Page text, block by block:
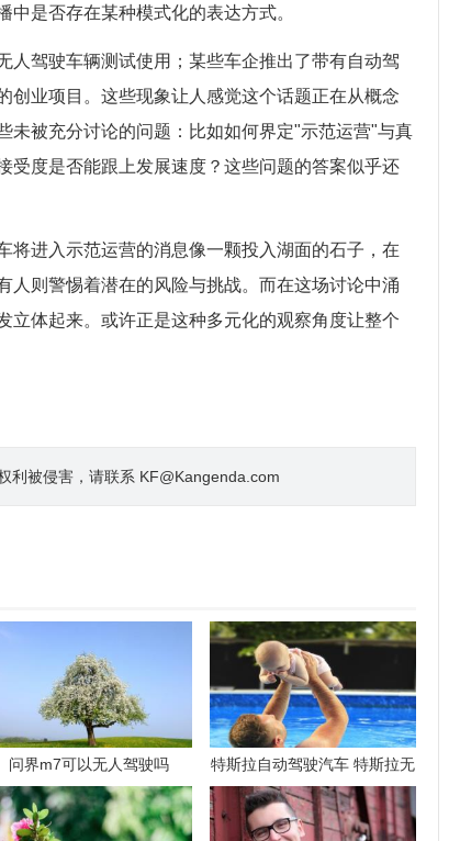
是否存在某种模式化的表达方式。
人驾驶车辆测试使用；某些车企推出了带有自动驾
创业项目。这些现象让人感觉这个话题正在从概念
未被充分讨论的问题：比如如何界定"示范运营"与真
受度是否能跟上发展速度？这些问题的答案似乎还
将进入示范运营的消息像一颗投入湖面的石子，在
人则警惕着潜在的风险与挑战。而在这场讨论中涌
立体起来。或许正是这种多元化的观察角度让整个
利被侵害，请联系 KF@Kangenda.com
问界m7可以无人驾驶吗
特斯拉自动驾驶汽车 特斯拉无
人驾驶多少万